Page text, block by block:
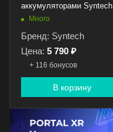
аккумуляторами Syntech
Head Strap with Battery
Много
Бренд: Syntech
Цена: 5 790 ₽
+ 116 бонусов
В корзину